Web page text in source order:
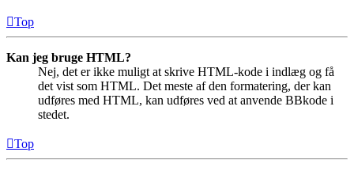
Top
Kan jeg bruge HTML?
Nej, det er ikke muligt at skrive HTML-kode i indlæg og få
det vist som HTML. Det meste af den formatering, der kan
udføres med HTML, kan udføres ved at anvende BBkode i
stedet.
Top